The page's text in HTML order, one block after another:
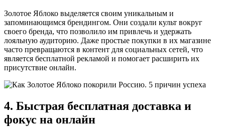
Золотое Яблоко выделяется своим уникальным и
запоминающимся брендингом. Они создали культ вокруг
своего бренда, что позволило им привлечь и удержать
лояльную аудиторию. Даже простые покупки в их магазине
часто превращаются в контент для социальных сетей, что
является бесплатной рекламой и помогает расширить их
присутствие онлайн.
4. Быстрая бесплатная доставка и
фокус на онлайн